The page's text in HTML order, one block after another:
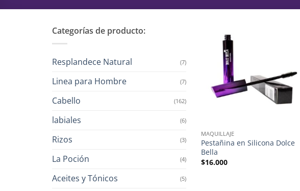
Categorías de producto:
Resplandece Natural (7)
Linea para Hombre (7)
Cabello (162)
labiales (6)
Rizos (3)
La Poción (4)
Aceites y Tónicos (5)
MAQUILLAJE
Pestañina en Silicona Dolce
Bella
$16.000